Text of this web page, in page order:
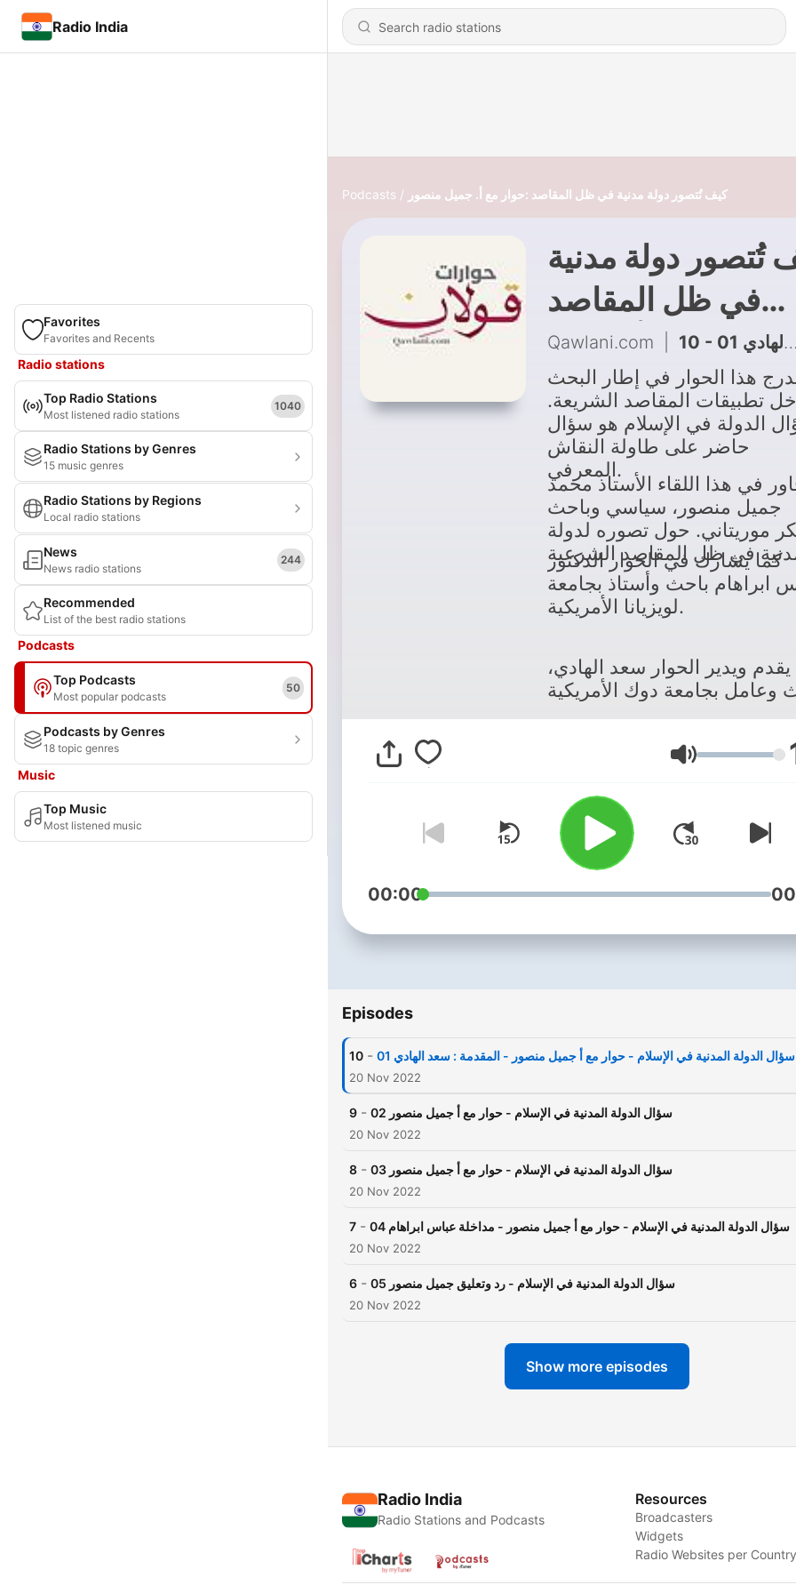
Radio India
Favorites
Favorites and Recents
Radio stations
Top Radio Stations
Most listened radio stations
1040
Radio Stations by Genres
15 music genres
Radio Stations by Regions
Local radio stations
News
News radio stations
244
Recommended
List of the best radio stations
Podcasts
Top Podcasts
Most popular podcasts
50
Podcasts by Genres
18 topic genres
Music
Top Music
Most listened music
Podcasts كيف تُتصور دولة مدنية في ظل المقاصد :حوار مع أ. جميل منصور
تُتصور دولة مدنية
في ظل المقاصد
:حوار مع أ. جميل
منصور
Qawlani.com 10 - سؤال الدولة المدنية في الإسلام - حوار مع أ جميل منصور - المقدمة : سعد الهادي 01
هذا الحوار في إطار البحث
تطبيقات المقاصد الشريعة.
الدولة في الإسلام هو سؤال
حاضر على طاولة النقاش
المعرفي.
في هذا اللقاء الأستاذ محمد
جميل منصور، سياسي وباحث
موريتاني. حول تصوره لدولة
كما يشارك في الحوار الدكتور
ابراهام باحث وأستاذ بجامعة
لويزيانا الأمريكية.
يقدم ويدير الحوار سعد الهادي،
Volume
00:00
Episodes
10 - سؤال الدولة المدنية في الإسلام - حوار مع أ جميل منصور - المقدمة : سعد الهادي 01
20 Nov 2022
9 - سؤال الدولة المدنية في الإسلام - حوار مع أ جميل منصور 02
20 Nov 2022
8 - سؤال الدولة المدنية في الإسلام - حوار مع أ جميل منصور 03
20 Nov 2022
7 - سؤال الدولة المدنية في الإسلام - حوار مع أ جميل منصور - مداخلة عباس ابراهام 04
20 Nov 2022
6 - سؤال الدولة المدنية في الإسلام - رد وتعليق جميل منصور 05
20 Nov 2022
Show more episodes
Radio India
Radio Stations and Podcasts
Resources
Broadcasters
Widgets
Radio Websites per